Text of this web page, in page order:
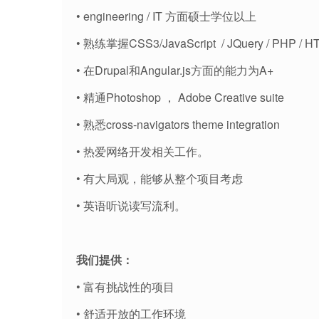
• engineering / IT 方面硕士学位以上
• 熟练掌握CSS3/JavaScript / JQuery / PHP /
• 在Drupal和Angular.js方面的能力为A+
• 精通Photoshop ， Adobe Creative suite
• 熟悉cross-navigators theme integration
• 热爱网络开发相关工作。
• 有大局观，能够从整个项目考虑
• 英语听说读写流利。
我们提供：
• 富有挑战性的项目
• 舒适开放的工作环境